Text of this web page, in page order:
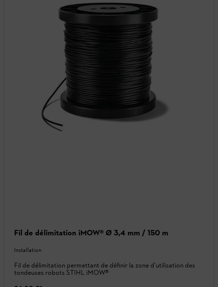
Fil de délimitation iMOW® Ø 3,4 mm / 150 m
Installation
Fil de délimitation permettant de définir la zone d’utilisation des
tondeuses robots STIHL iMOW®